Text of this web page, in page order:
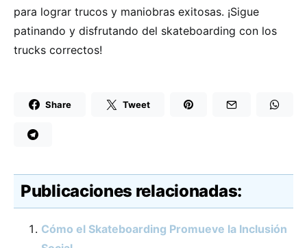
para lograr trucos y maniobras exitosas. ¡Sigue
patinando y disfrutando del skateboarding con los
trucks correctos!
Share Tweet
Publicaciones relacionadas:
Cómo el Skateboarding Promueve la Inclusión